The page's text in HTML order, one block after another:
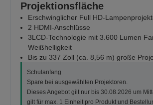
Projektionsfläche
Erschwinglicher Full HD-
2 HDMI-Anschlüsse
3LCD-Technologie mit 3.600 Lumen
Weißhelligkeit
Bis zu 337 Zoll (ca. 8,56 m) große
Schulanfang
Spare bei ausgewählten Projektoren.
Dieses Angebot gilt nur bis 30.08.2026 um
gilt für max. 1 Einheit pro Produkt und